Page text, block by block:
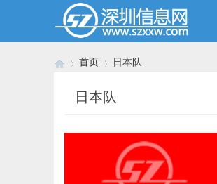
首页 日本队
日本队